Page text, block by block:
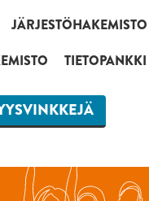
JÄRJESTÖHAKEMISTO
TIETOPANKKI